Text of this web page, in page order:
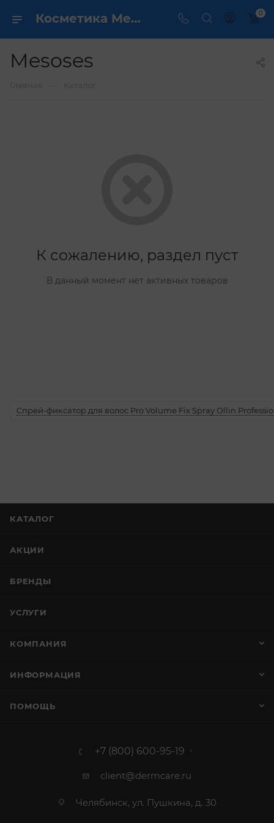
Косметика Mesoses - купить в интернет магазине ✔️ по выгодной цене 0
Mesoses
К сожалению, раздел пуст
В данный момент нет активных товаров
Спрей-фиксатор для волос Pro Volume Fix Spray Ollin
КАТАЛОГ
АКЦИИ
БРЕНДЫ
УСЛУГИ
КОМПАНИЯ
ИНФОРМАЦИЯ
ПОМОЩЬ
+7 (800) 600-95-19
client@dermcare.ru
Челябинск, ул. Пушкина, д. 30